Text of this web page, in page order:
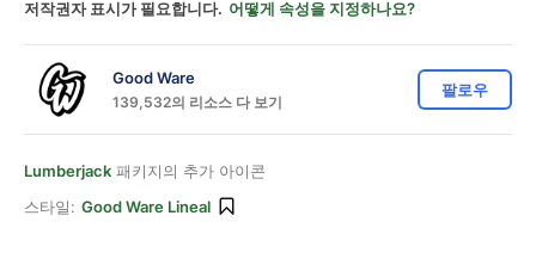
저작권자 표시가 필요합니다. 어떻게 속성을 지정하나요?
Good Ware
139,532의 리소스 다 보기
팔로우
Lumberjack 패키지의 추가 아이콘
스타일: Good Ware Lineal